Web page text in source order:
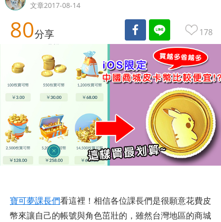
文章2017-08-14
80分享 178
寶可夢課長們看這裡！相信各位課長們是很願意花費皮
幣來讓自己的帳號與角色茁壯的，雖然台灣地區的商城